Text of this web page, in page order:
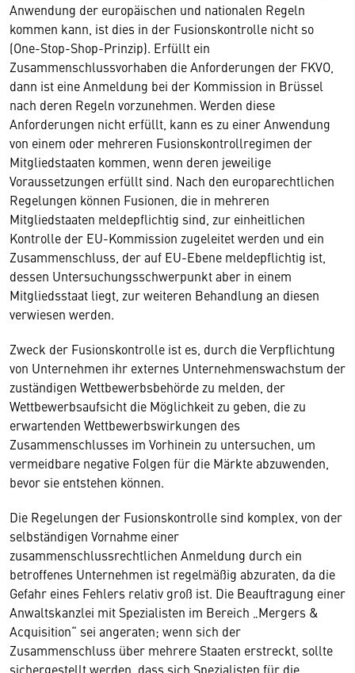
Anwendung der europäischen und nationalen Regeln
kommen kann, ist dies in der Fusionskontrolle nicht so
(One-Stop-Shop-Prinzip). Erfüllt ein
Zusammenschlussvorhaben die Anforderungen der FKVO,
dann ist eine Anmeldung bei der Kommission in Brüssel
nach deren Regeln vorzunehmen. Werden diese
Anforderungen nicht erfüllt, kann es zu einer Anwendung
von einem oder mehreren Fusionskontrollregimen der
Mitgliedstaaten kommen, wenn deren jeweilige
Voraussetzungen erfüllt sind. Nach den europarechtlichen
Regelungen können Fusionen, die in mehreren
Mitgliedstaaten meldepflichtig sind, zur einheitlichen
Kontrolle der EU-Kommission zugeleitet werden und ein
Zusammenschluss, der auf EU-Ebene meldepflichtig ist,
dessen Untersuchungsschwerpunkt aber in einem
Mitgliedsstaat liegt, zur weiteren Behandlung an diesen
verwiesen werden.
Zweck der Fusionskontrolle ist es, durch die Verpflichtung
von Unternehmen ihr externes Unternehmenswachstum der
zuständigen Wettbewerbsbehörde zu melden, der
Wettbewerbsaufsicht die Möglichkeit zu geben, die zu
erwartenden Wettbewerbswirkungen des
Zusammenschlusses im Vorhinein zu untersuchen, um
vermeidbare negative Folgen für die Märkte abzuwenden,
bevor sie entstehen können.
Die Regelungen der Fusionskontrolle sind komplex, von der
selbständigen Vornahme einer
zusammenschlussrechtlichen Anmeldung durch ein
betroffenes Unternehmen ist regelmäßig abzuraten, da die
Gefahr eines Fehlers relativ groß ist. Die Beauftragung einer
Anwaltskanzlei mit Spezialisten im Bereich „Mergers &
Acquisition“ sei angeraten; wenn sich der
Zusammenschluss über mehrere Staaten erstreckt, sollte
sichergestellt werden, dass sich Spezialisten für die